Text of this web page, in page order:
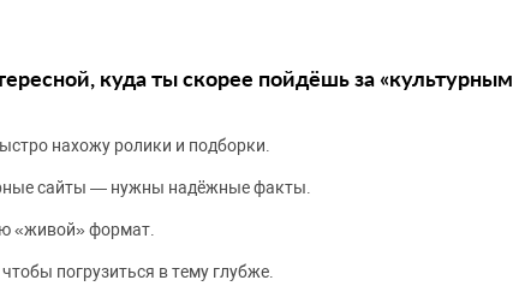
куда ты скорее пойдёшь за «культурным
нахожу ролики и подборки.
сайты — нужны надёжные факты.
«живой» формат.
погрузиться в тему глубже.